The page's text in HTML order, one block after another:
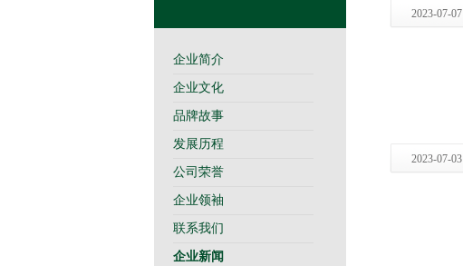
企业简介
企业文化
品牌故事
发展历程
公司荣誉
企业领袖
联系我们
企业新闻
2023-07-07
2023-07-03